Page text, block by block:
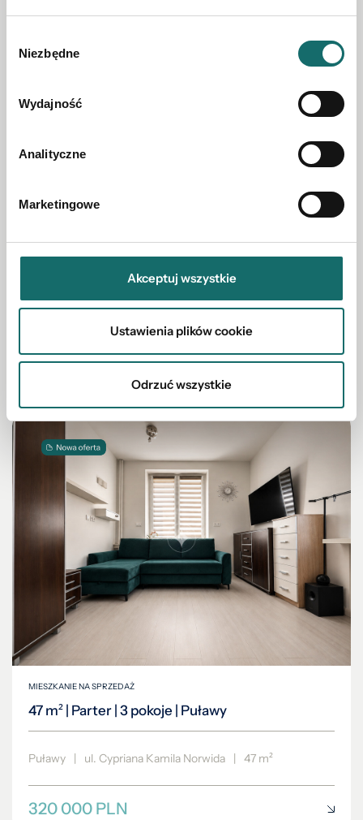
zgody
Niezbędne
Wydajność
Analityczne
Marketingowe
Akceptuj wszystkie
Ustawienia plików cookie
Odrzuć wszystkie
DZIAŁKA NA SPRZEDAŻ
145 000 PLN
MIESZKANIE NA SPRZEDAŻ
47 m² | Parter | 3 pokoje | Puławy
Puławy | ul. Cypriana Kamila Norwida | 47 m²
320 000 PLN